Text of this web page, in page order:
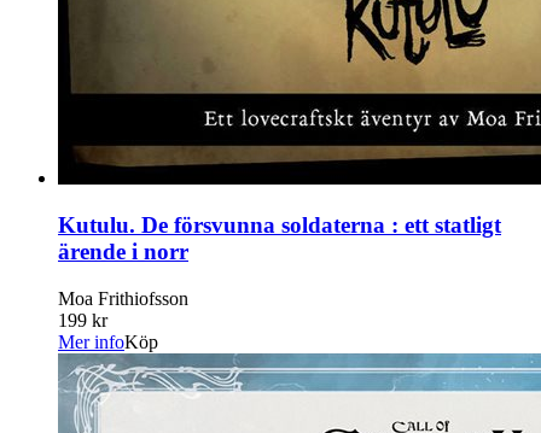
Kutulu. De försvunna soldaterna : ett statligt
ärende i norr
Moa Frithiofsson
199 kr
Mer infoKöp